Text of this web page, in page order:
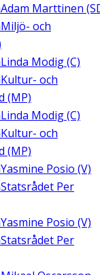
Adam Marttinen
Miljö- och
Linda Modig (C)
Kultur- och
(MP)
Linda Modig (C)
Kultur- och
(MP)
Yasmine Posio (V)
Statsrådet Per
Yasmine Posio (V)
Statsrådet Per